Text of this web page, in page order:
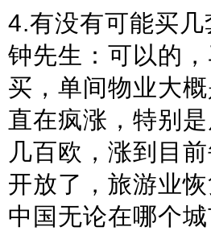
4.有没有可能买
钟先生：可以的
买，单间物业大
直在疯涨，特别
几百欧，涨到目
开放了，旅游业
中国无论在哪个